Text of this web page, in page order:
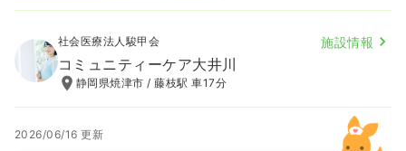
社会医療法人駿甲会 施設情報
コミュニティーケア大井川
静岡県焼津市 / 藤枝駅 車17分
2026/06/16 更新